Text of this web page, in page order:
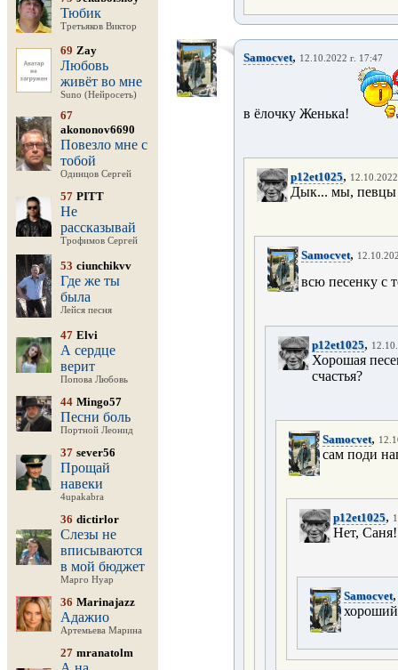
Тюбик
Третьяков Виктор
69 Zay
Любовь
живёт во мне
Suno (Нейросеть)
67
akononov6690
Повезло мне с
тобой
Одинцов Сергей
57 PITT
Не
рассказывай
Трофимов Сергей
53 ciunchikvv
Где же ты
была
Лейся песня
47 Elvi
А сердце
верит
Попова Любовь
44 Mingo57
Песни боль
Портной Леонид
37 sever56
Прощай
навеки
4upakabra
36 dictirlor
Слезы не
вписываются
в мой бюджет
Марго Нуар
36 Marinajazz
Адажио
Артемьева Марина
27 mranatolm
Samocvet, 12.10.2022 г. 17:47
в ёлочку Женька!
p12et1025,
Дык... мы, певцы
Samocvet,
всю песенку с
p12et1025,
Хорошая
счастья?
Samocvet,
сам поди
p12et1025,
Нет,
Samocvet